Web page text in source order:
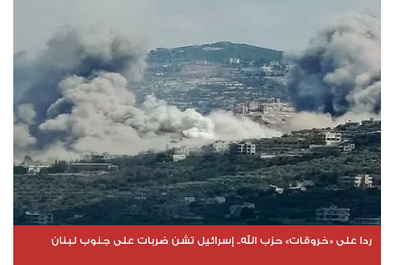
ردا على «خروقات» حزب الله.. إسرائيل تشن ضربات على جنوب لبنان